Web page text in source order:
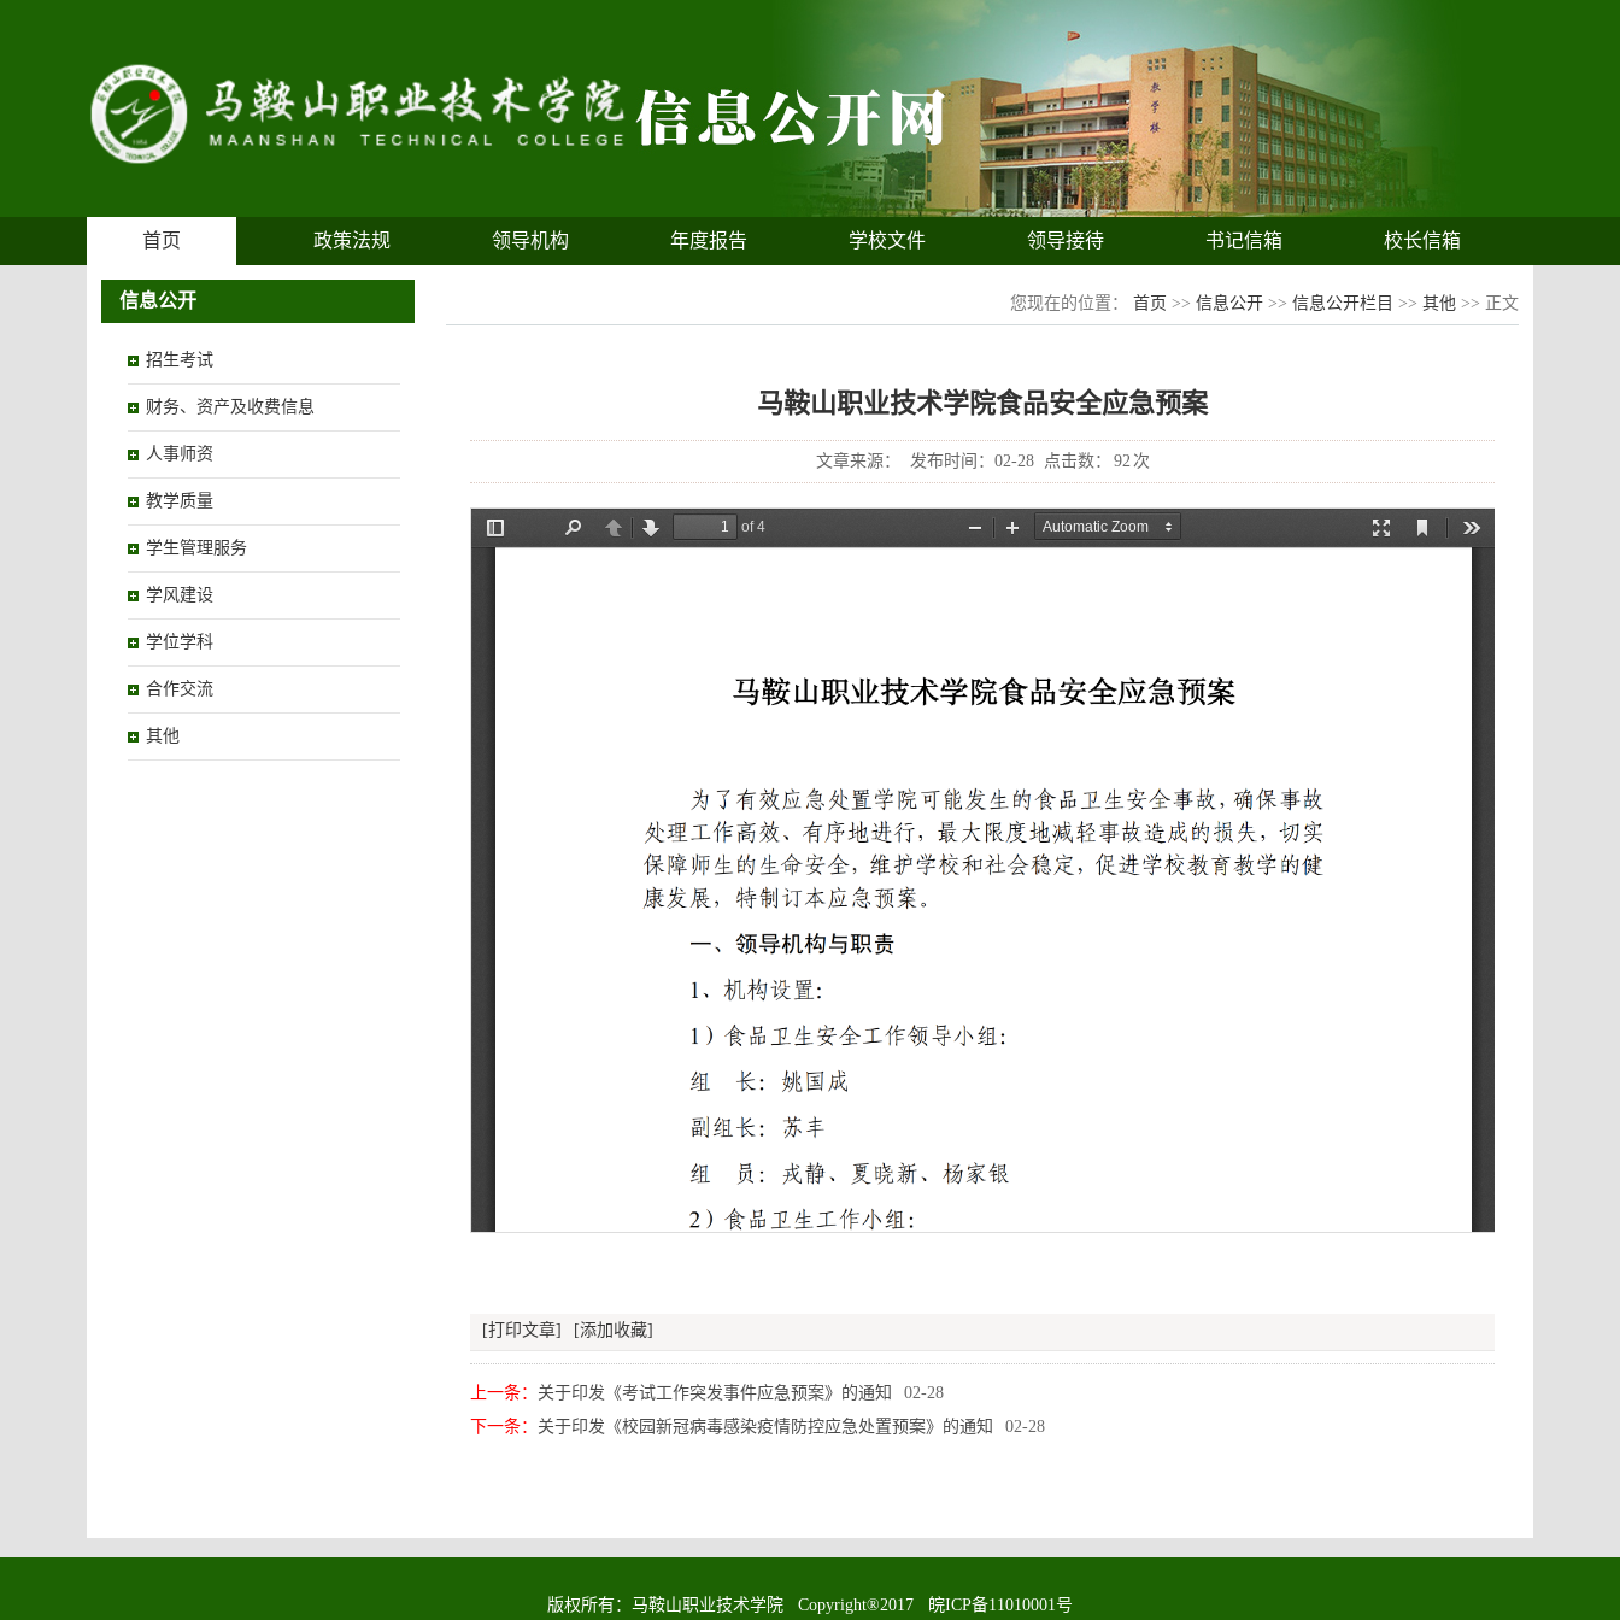
首页 政策法规 领导机构 年度报告 学校文件 领导接待 书记信箱 校长信箱
信息公开
招生考试
财务、资产及收费信息
人事师资
教学质量
学生管理服务
学风建设
学位学科
合作交流
其他
您现在的位置： 首页 >> 信息公开 >> 信息公开栏目 >> 其他 >> 正文
马鞍山职业技术学院食品安全应急预案
文章来源： 发布时间：02-28 点击数： 92次
[打印文章] [添加收藏]
上一条： 关于印发《考试工作突发事件应急预案》的通知
02-28
下一条： 关于印发《校园新冠病毒感染疫情防控应急处置预案》的通知 02-28
版权所有：马鞍山职业技术学院 Copyright®2017 皖ICP备11010001号